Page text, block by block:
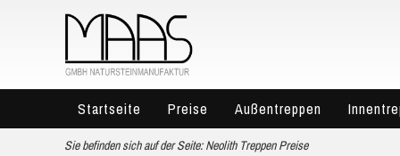
Startseite Preise Außentreppen
Sie befinden sich auf der Seite: Neolith Treppen Preise